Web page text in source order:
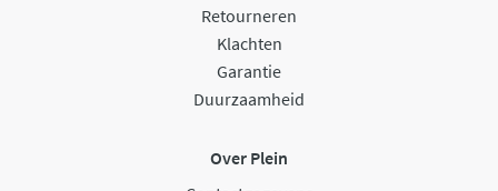
Retourneren
Klachten
Garantie
Duurzaamheid
Over Plein